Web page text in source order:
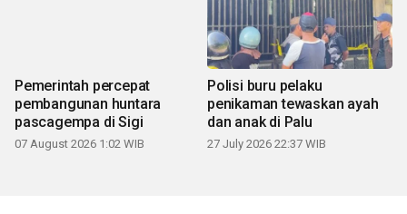
Pemerintah percepat
pembangunan huntara
pascagempa di Sigi
07 August 2026 1:02 WIB
Polisi buru pelaku
penikaman tewaskan ayah
dan anak di Palu
27 July 2026 22:37 WIB